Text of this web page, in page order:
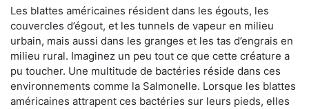
Les blattes américaines résident dans les égouts, les
couvercles d’égout, et les tunnels de vapeur en milieu
urbain, mais aussi dans les granges et les tas d’engrais en
milieu rural. Imaginez un peu tout ce que cette créature a
pu toucher. Une multitude de bactéries réside dans ces
environnements comme la Salmonelle. Lorsque les blattes
américaines attrapent ces bactéries sur leurs pieds, elles